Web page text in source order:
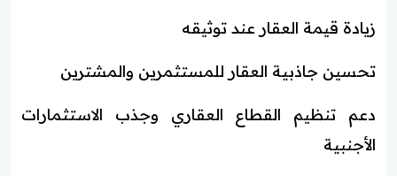
زيادة قيمة العقار عند توثيقه
تحسين جاذبية العقار للمستثمرين والمشترين
دعم تنظيم القطاع العقاري وجذب الاستثمارات
الأجنبية